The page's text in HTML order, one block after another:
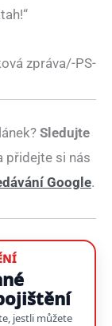
zpráva/-PS-
Sledujte
přidejte si nás
Google.
jestli můžete